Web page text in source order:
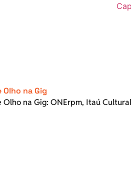
Olho na Gig
Olho na Gig: ONErpm, Itaú